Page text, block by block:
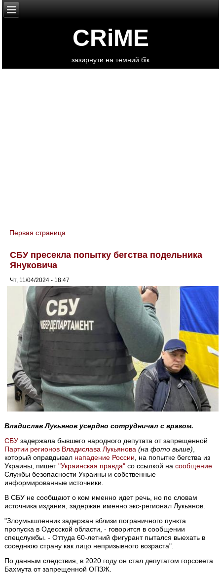
CRiME
зазирнути на темний бік
You are here
Первая страница
СБУ пресекла попытку бегства подельника
Януковича
Чт, 11/04/2024 - 18:47
Владислав Лукьянов усердно сотрудничал с врагом.
СБУ задержала бывшего народного депутата от запрещенной
Партии регионов Владислава Лукьянова (на фото выше)
который оправдывал нападение России , на попытке бегства из
Украины, пишет"Украинская правда" со ссылкой насообщение
Службы безопасности Украины и собственные
информированные источники.
В СБУ не сообщают о ком именно идет речь, но по словам
источника издания, задержан именно экс-регионал Лукьянов.
"Злоумышленник задержан вблизи пограничного пункта
пропуска в Одесской области, - говорится в сообщении
спецслужбы. - Оттуда 60-летний фигурант пытался выехать в
соседнюю страну как лицо непризывного возраста".
По данным следствия, в 2020 году он стал депутатом горсовета
Бахмута от запрещенной ОПЗЖ.